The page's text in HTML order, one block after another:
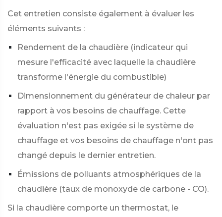
Cet entretien consiste également à évaluer les
éléments suivants :
Rendement de la chaudière (indicateur qui
mesure l'efficacité avec laquelle la chaudière
transforme l'énergie du combustible)
Dimensionnement du générateur de chaleur par
rapport à vos besoins de chauffage. Cette
évaluation n'est pas exigée si le système de
chauffage et vos besoins de chauffage n'ont pas
changé depuis le dernier entretien.
Émissions de polluants atmosphériques de la
chaudière (taux de monoxyde de carbone - CO).
Si la chaudière comporte un thermostat, le